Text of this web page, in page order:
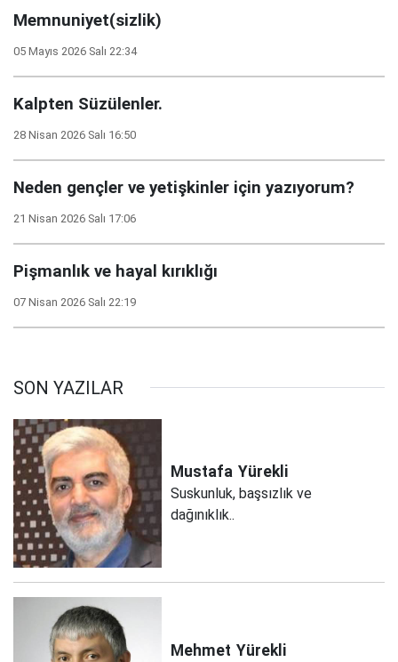
Memnuniyet(sizlik)
05 Mayıs 2026 Salı 22:34
Kalpten Süzülenler.
28 Nisan 2026 Salı 16:50
Neden gençler ve yetişkinler için yazıyorum?
21 Nisan 2026 Salı 17:06
Pişmanlık ve hayal kırıklığı
07 Nisan 2026 Salı 22:19
SON YAZILAR
Mustafa Yürekli
Suskunluk, başsızlık ve
dağınıklık..
Mehmet Yürekli